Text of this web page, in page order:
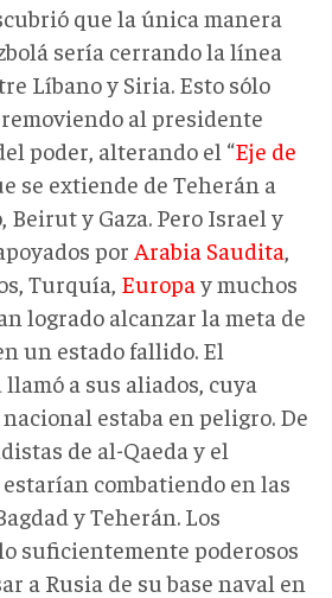
que la única manera
sería cerrando la línea
Líbano y Siria. Esto sólo
al presidente
poder, alterando el “Eje de
se extiende de Teherán a
Beirut y Gaza. Pero Israel y
apoyados por Arabia Saudita
Turquía, Europa y muchos
logrado alcanzar la meta de
un estado fallido. El
a sus aliados, cuya
estaba en peligro. De
de al-Qaeda y el
estarían combatiendo en las
y Teherán. Los
suficientemente poderosos
a Rusia de su base naval en